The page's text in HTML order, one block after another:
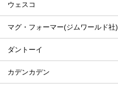
ウェスコ
マグ・フォーマー(ジムワールド社)
ダントーイ
カデンカデン